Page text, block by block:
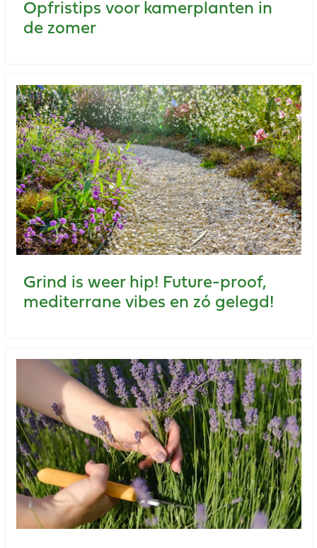
Opfristips voor kamerplanten in
de zomer
Grind is weer hip! Future-proof,
mediterrane vibes en zó gelegd!